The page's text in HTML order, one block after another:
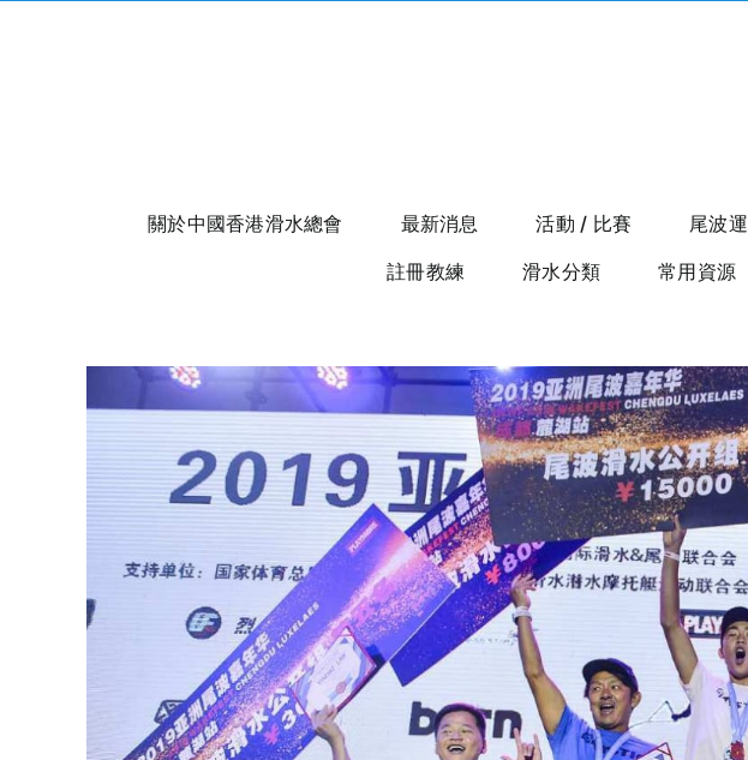
關於中國香港滑水總會 最新消息 活動 / 比賽 尾波
註冊教練
滑水分類 常用資源